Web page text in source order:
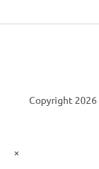
í
Copyright 2026
×